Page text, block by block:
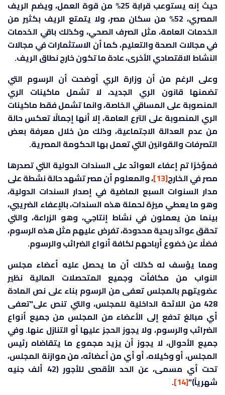
حيث إنه يستوعب قرابة 25% من قوة العمل، ويضم الريف
المصري، 52% من سكان مصر، ولا يتمتع الريف بكثير من
الخدمات العامة، مثل الصرف الصحي، وكذلك باقي الخدمات
في مجالات الصحة والتعليم، كما أن الاستثمارات في مجالات
النشاط الاقتصادي الأخرى، عادة ما تكون خارج نطاق الريف.
وعلى الرغم من أن وزارة الري أوضحت أن الرسوم التي
تضمنها قانون الري الجديد، لا تشمل ماكينات الري
المنصوبة على المساقي الخاصة، وانما تشمل فقط ماكينات
الري المنصوبة على الترع العامة، إلا أنها إجمالًا تعكس حالة
من عدم العدالة الاجتماعية، وذلك من خلال معرفة بعض
التصرفات والقوانين التي تعمل بها الحكومة المصرية.
فمؤخرًا تم إعفاء العوائد على السندات الدولية التي تصدرها
مصر في الخارج[13]
، والمعلوم أن مصر تشهد حالة نشطة على
مدار السنوات السبع الماضية في إصدار السندات الدولية،
وهو ما يعطي ميزة لحملة هذه السندات، بالإعفاء الضريبي،
بينما من يعملون في نشاط إنتاجي، وهو الزراعة، والتي
تحقق عوائد ربحية محدودة، تفرض عليهم مثل هذه الرسوم،
فضلًا عن خضوع أرباحهم لكافة أنواع الضرائب والرسوم.
ومما يؤسف له كذلك أن ما يحصل عليه أعضاء مجلس
النواب من مكافأت وجميع المتحصلات المالية نظير
عضويتهم بالمجلس تعفى من الرسوم بناء على نص المادة
428 من اللائحة الداخلية للمجلس، والتي تنص على”تعفى
أي مبالغ تدفع إلى الأعضاء من المجلس من جميع أنواع
الضرائب والرسوم، ولا يجوز الحجز عليها أو التنازل عنها. وفي
جميع الأحوال، لا يجوز أن يزيد مجموع ما يتقاضاه رئيس
المجلس، أو وكيلاه، أو أي من أعضائه، من موازنة المجلس،
تحت أي مسمى، عن الحد الأقصى للأجور (42 ألف جنيه
شهرياً)”[14]
.